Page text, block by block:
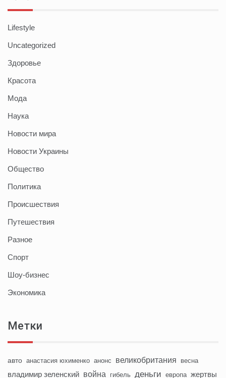
Lifestyle
Uncategorized
Здоровье
Красота
Мода
Наука
Новости мира
Новости Украины
Общество
Политика
Происшествия
Путешествия
Разное
Спорт
Шоу-бизнес
Экономика
Метки
авто анастасия юхименко анонс великобритания весна
владимир зеленский война гибель деньги европа жертвы